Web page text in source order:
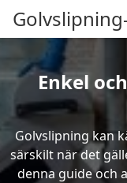
Enkel
Golvslipning kan
särskilt när det
denna guide och